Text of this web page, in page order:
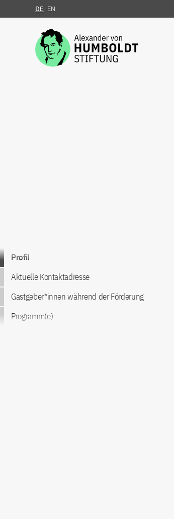
Zum Inhalt springen
DE EN
Zum Inhalt springen
Profil
Aktuelle Kontaktadresse
Gastgeber*innen während der Förderung
Programm(e)